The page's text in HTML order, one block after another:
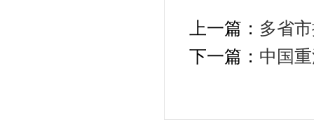
上一篇： 多省
下一篇： 中国